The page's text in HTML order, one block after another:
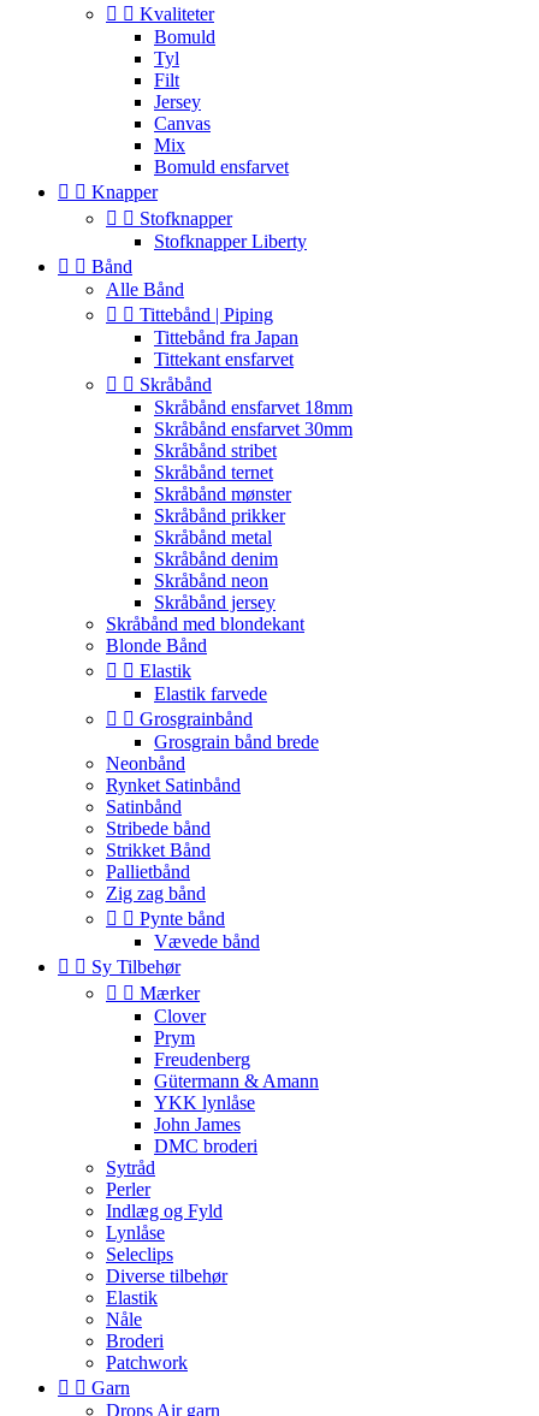
  Kvaliteter
Bomuld
Tyl
Filt
Jersey
Canvas
Mix
Bomuld ensfarvet
  Knapper
  Stofknapper
Stofknapper Liberty
  Bånd
Alle Bånd
  Tittebånd | Piping
Tittebånd fra Japan
Tittekant ensfarvet
  Skråbånd
Skråbånd ensfarvet 18mm
Skråbånd ensfarvet 30mm
Skråbånd stribet
Skråbånd ternet
Skråbånd mønster
Skråbånd prikker
Skråbånd metal
Skråbånd denim
Skråbånd neon
Skråbånd jersey
Skråbånd med blondekant
Blonde Bånd
  Elastik
Elastik farvede
  Grosgrainbånd
Grosgrain bånd brede
Neonbånd
Rynket Satinbånd
Satinbånd
Stribede bånd
Strikket Bånd
Pallietbånd
Zig zag bånd
  Pynte bånd
Vævede bånd
  Sy Tilbehør
  Mærker
Clover
Prym
Freudenberg
Gütermann & Amann
YKK lynlåse
John James
DMC broderi
Sytråd
Perler
Indlæg og Fyld
Lynlåse
Seleclips
Diverse tilbehør
Elastik
Nåle
Broderi
Patchwork
  Garn
Drops Air garn